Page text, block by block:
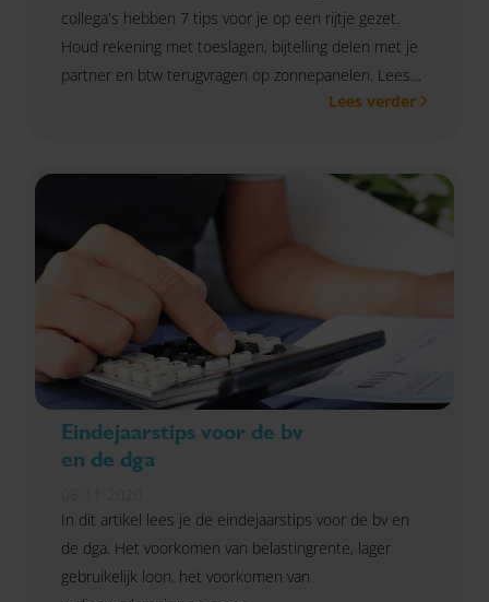
collega's hebben 7 tips voor je op een rijtje gezet.
Houd rekening met toeslagen, bijtelling delen met je
partner en btw terugvragen op zonnepanelen. Lees
Lees verder
Eindejaarstips voor de bv
en de dga
In dit artikel lees je de eindejaarstips voor de bv en
de dga. Het voorkomen van belastingrente, lager
gebruikelijk loon, het voorkomen van